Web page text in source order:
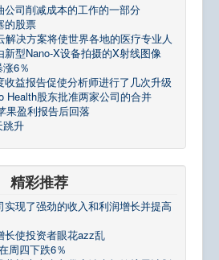
公司削减成本的工作的一部分
的股票
解决方案将使世界各地的医疗专业人
新型Nano-X设备拍摄的X射线图像
6％
收益报告促使分析师进行了几次升级
Health股东批准两家公司的合并
果盈利报告后回落
跳升
精彩推荐
实现了强劲的收入和利润增长并提高
长使投资者眼花azz乱
周四下跌6％